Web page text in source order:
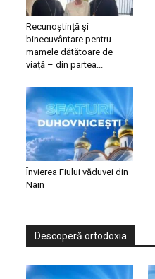
Recunoștință și
binecuvântare pentru
mamele dătătoare de
viață – din partea...
Învierea Fiului văduvei din
Nain
Descoperă ortodoxia